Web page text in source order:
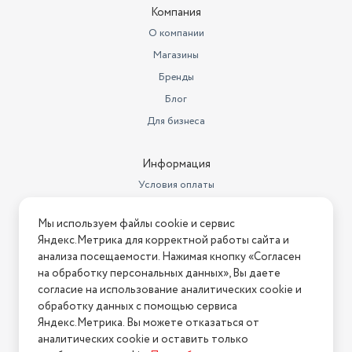
Максимальное время отсрочки
нет
нет
защита от детей
Габариты с упаковкой (ШхГхВ)
64.4х52.5х89.2 см
Вес товара в упаковке, (кг)
56
Максимальная загрузка (кг)
6
Наличие дисплея
Да
Компания
О компании
Магазины
Бренды
Блог
Для бизнеса
Информация
Условия оплаты
Условия возврата
Нашли ошибку на сайте? Напишите нам
2026 © Интернет-магазин "АстМаркет". У нас есть всё!
Политика конфиденциальности
Мы используем файлы cookie и сервис
Яндекс.Метрика для корректной работы сайта и
анализа посещаемости. Нажимая кнопку «Согласен
на обработку персональных данных», Вы даете
согласие на использование аналитических cookie и
обработку данных с помощью сервиса
Яндекс.Метрика. Вы можете отказаться от
аналитических cookie и оставить только